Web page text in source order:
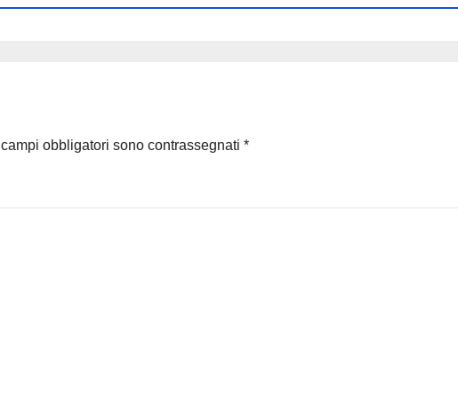
I campi obbligatori sono contrassegnati *